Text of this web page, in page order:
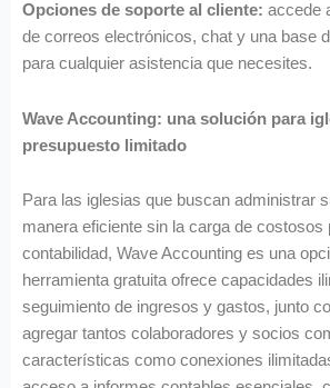
Opciones de soporte al cliente: accede
de correos electrónicos, chat y una base
para cualquier asistencia que necesites.
Wave Accounting: una solución para
presupuesto limitado
Para las iglesias que buscan administrar
manera eficiente sin la carga de costosos
contabilidad, Wave Accounting es una
herramienta gratuita ofrece capacidades
seguimiento de ingresos y gastos, junto
agregar tantos colaboradores y socios
características como conexiones